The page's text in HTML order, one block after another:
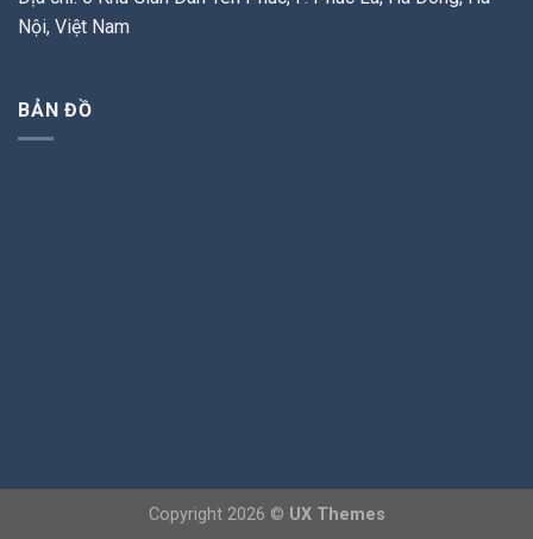
Nội, Việt Nam
BẢN ĐỒ
Copyright 2026 © UX Themes